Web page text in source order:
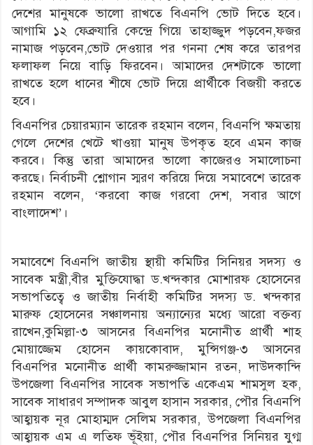
দেশের মানুষকে ভালো রাখতে বিএনপি ভোট দিতে হবে।
আগামি ১২ ফেব্রুযারি কেন্দ্রে গিয়ে তাহাজ্জুদ পড়বেন,ফজর
নামাজ পড়বেন,ভোট দেওয়ার পর গননা শেষ করে তারপর
ফলাফল নিয়ে বাড়ি ফিরবেন। আমাদের দেশটাকে ভালো
রাখতে হলে ধানের শীষে ভোট দিয়ে প্রার্থীকে বিজয়ী করতে
হবে।
বিএনপির চেয়ারম্যান তারেক রহমান বলেন, বিএনপি ক্ষমতায়
গেলে দেশের খেটে খাওয়া মানুষ উপকৃত হবে এমন কাজ
করবে। কিন্তু তারা আমাদের ভালো কাজেরও সমালোচনা
করছে। নির্বাচনী শ্লোগান স্মরণ করিয়ে দিয়ে সমাবেশে তারেক
রহমান বলেন, ‘করবো কাজ গরবো দেশ, সবার আগে
বাংলাদেশ’।
সমাবেশে বিএনপি জাতীয় স্থায়ী কমিটির সিনিয়র সদস্য ও
সাবেক মন্ত্রী,বীর মুক্তিযোদ্ধা ড.খন্দকার মোশারফ হোসেনের
সভাপতিত্বে ও জাতীয় নির্বাহী কমিটির সদস্য ড. খন্দকার
মারুফ হোসেনের সঞ্চালনায় অন্যান্যের মধ্যে আরো বক্তব্য
রাখেন,কুমিল্লা-৩ আসনের বিএনপির মনোনীত প্রার্থী শাহ
মোয়াজ্জেম হোসেন কায়কোবাদ, মুন্সিগঞ্জ-৩ আসনের
বিএনপির মনোনীত প্রার্থী কামরুজ্জামান রতন, দাউদকান্দি
উপজেলা বিএনপির সাবেক সভাপতি একেএম শামসুল হক,
সাবেক সাধারণ সম্পাদক আবুল হাসান সরকার, পৌর বিএনপি
আহ্বায়ক নূর মোহাম্মদ সেলিম সরকার, উপজেলা বিএনপির
আহ্বায়ক এম এ লতিফ ভূঁইয়া, পৌর বিএনপির সিনিয়র যুগ্ম